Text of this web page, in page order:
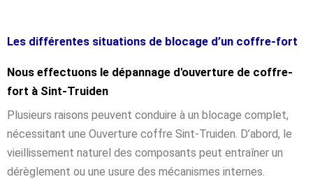
Les différentes situations de blocage d’un coffre-fort
Nous effectuons le dépannage d'ouverture de coffre-
fort à Sint-Truiden
Plusieurs raisons peuvent conduire à un blocage complet,
nécessitant une Ouverture coffre Sint-Truiden. D’abord, le
vieillissement naturel des composants peut entraîner un
dérèglement ou une usure des mécanismes internes.